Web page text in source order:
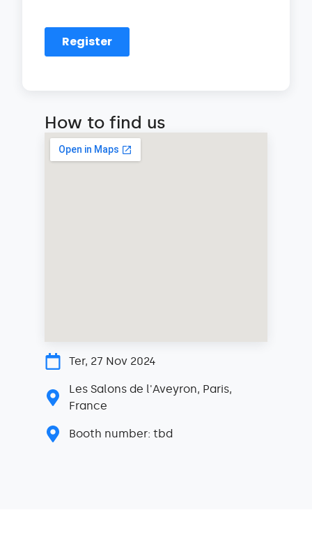
How to find us
Ter, 27 Nov 2024
Les Salons de l'Aveyron, Paris,
France
Booth number: tbd